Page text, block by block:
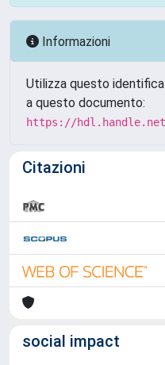
Informazioni
Utilizza questo
a questo documento:
https://hdl.handle.net/
Citazioni
social impact